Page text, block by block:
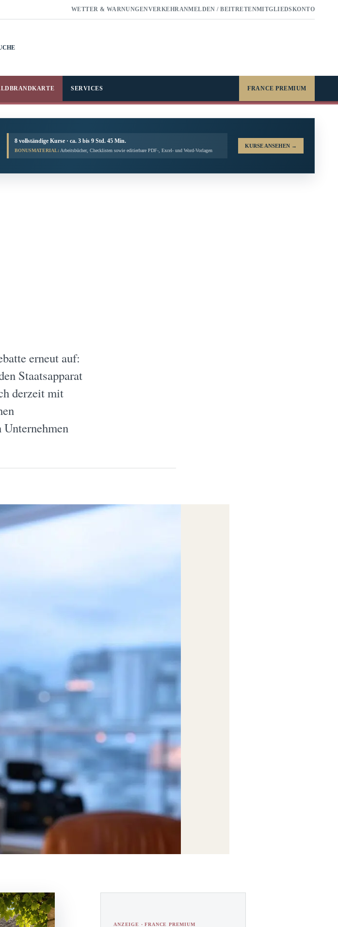
WETTER & WARNUNGENVERKEHRANMELDEN / BEITRETENMITGLIEDSKONTO
SERVICES FRANCE PREMIUM
8 vollständige Kurse · ca. 3 bis 9 Std. 45 Min.
BONUSMATERIAL: Arbeitsbücher, Checklisten sowie editierbare PDF-, Excel- und Word-Vorlagen
KURSE ANSEHEN →
erneut auf:
Staatsapparat
derzeit mit
ANZEIGE · FRANCE PREMIUM